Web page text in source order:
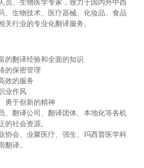
员、生物医学专家，致力于国内外中西
、生物技术、医疗器械、化妆品、食品
关行业的专业化翻译服务。
的翻译经验和全面的知识
的保密管理
效的服务
业作风
勇于创新的精神
、翻译公司、翻译团体、本地化等各机
的社会资源。
协会、业聚医疗、强生、玛西普医学科
翻译。